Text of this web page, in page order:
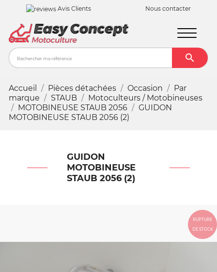
Avis Clients Nous contacter

Accueil Pièces détachées Occasion
Par
marque
STAUB
Motoculteurs / Motobineuses
MOTOBINEUSE STAUB 2056
GUIDON
MOTOBINEUSE STAUB 2056 (2)
GUIDON
MOTOBINEUSE
STAUB 2056 (2)
RUPTURE
DE STOCK